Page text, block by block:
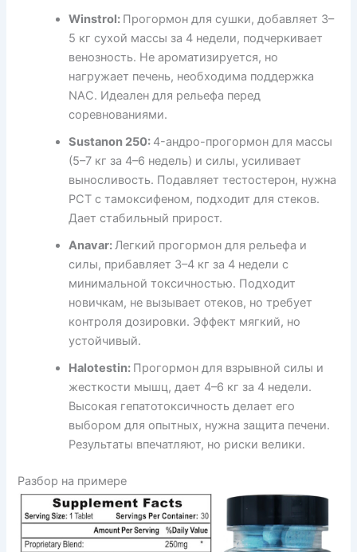
Winstrol: Прогормон для сушки, добавляет 3–
5 кг сухой массы за 4 недели, подчеркивает
венозность. Не ароматизируется, но
нагружает печень, необходима поддержка
NAC. Идеален для рельефа перед
соревнованиями.
Sustanon 250: 4-андро-прогормон для массы
(5–7 кг за 4–6 недель) и силы, усиливает
выносливость. Подавляет тестостерон, нужна
PCT с тамоксифеном, подходит для стеков.
Дает стабильный прирост.
Anavar:Легкий прогормон для рельефа и
силы, прибавляет 3–4 кг за 4 недели с
минимальной токсичностью. Подходит
новичкам, не вызывает отеков, но требует
контроля дозировки. Эффект мягкий, но
устойчивый.
Halotestin: Прогормон для взрывной силы и
жесткости мышц, дает 4–6 кг за 4 недели.
Высокая гепатотоксичность делает его
выбором для опытных, нужна защита печени.
Результаты впечатляют, но риски велики.
Разбор на примере